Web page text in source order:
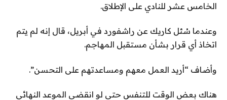
الخامس عشر للنادي على الإطلاق.
وعندما سُئل كاريك عن راشفورد في أبريل، قال إنه لم يتم
اتخاذ أي قرار بشأن مستقبل المهاجم.
وأضاف “أريد العمل معهم ومساعدتهم على التحسن”.
هناك بعض الوقت للتنفس حتى لو انقضى الموعد النهائي